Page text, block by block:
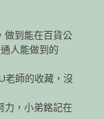
做到能在百貨公
人能做到的
老師的收藏，沒
力，小弟銘記在